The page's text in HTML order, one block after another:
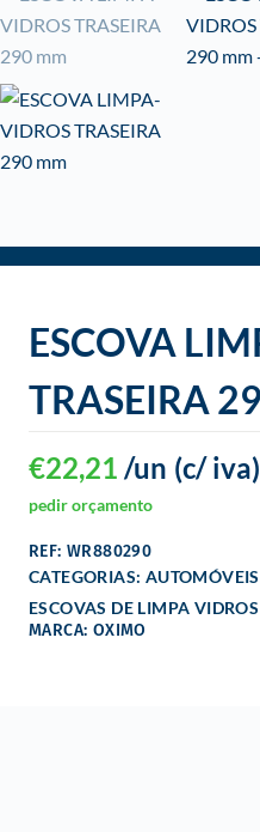
o
ESCOVA
TRASEIRA
€22,21 (c/ iva)
/un
pedir orçamento
REF: WR880290
CATEGORIAS: AUTOMÓVEIS
ESCOVAS DE LIMPA VIDROS
MARCA: OXIMO